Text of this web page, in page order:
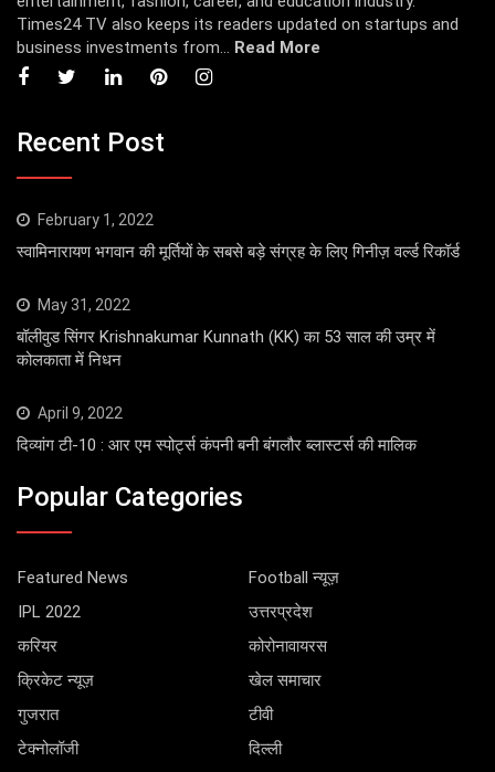
Times24 TV also keeps its readers updated on startups and
business investments from... Read More
Recent Post
February 1, 2022
स्वामिनारायण भगवान की मूर्तियों के सबसे बड़े संग्रह के लिए गिनीज़ वर्ल्ड रिकॉर्ड
May 31, 2022
बॉलीवुड सिंगर Krishnakumar Kunnath (KK) का 53 साल की उम्र में
कोलकाता में निधन
April 9, 2022
दिव्यांग टी-10 : आर एम स्पोर्ट्स कंपनी बनी बंगलौर ब्लास्टर्स की मालिक
Popular Categories
Featured News
Football न्यूज़
IPL 2022
उत्तरप्रदेश
करियर
कोरोनावायरस
क्रिकेट न्यूज़
खेल समाचार
गुजरात
टीवी
टेक्नोलॉजी
दिल्ली